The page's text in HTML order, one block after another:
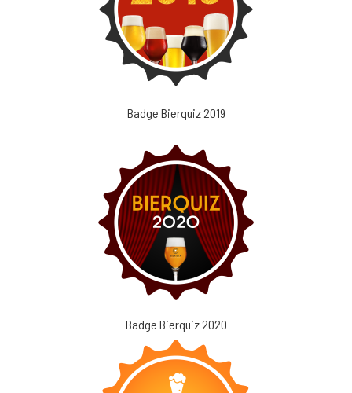
Badge Bierquiz 2019
Badge Bierquiz 2020